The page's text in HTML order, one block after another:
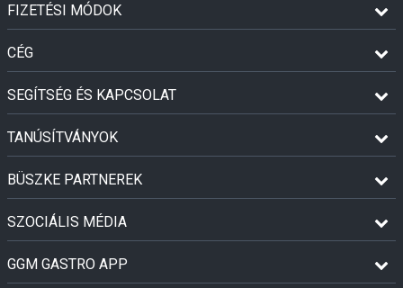
FIZETÉSI MÓDOK
CÉG
SEGÍTSÉG ÉS KAPCSOLAT
TANÚSÍTVÁNYOK
BÜSZKE PARTNEREK
SZOCIÁLIS MÉDIA
GGM GASTRO APP